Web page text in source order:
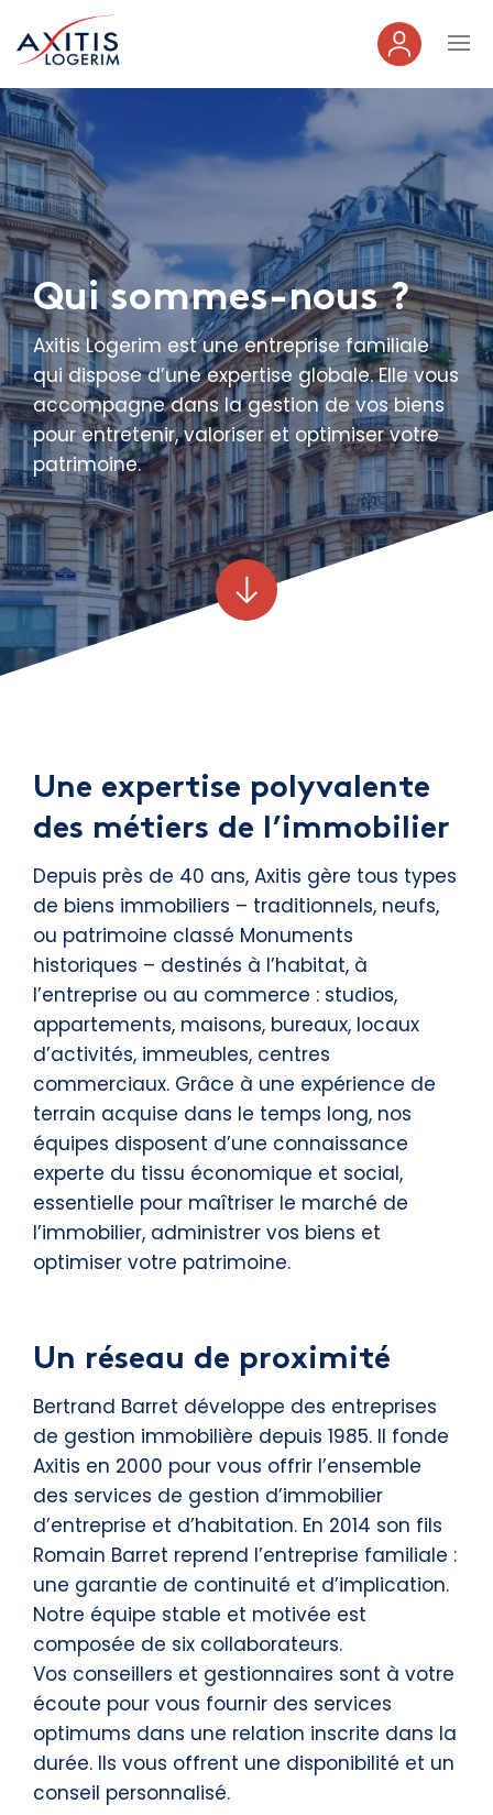
Qui sommes-nous ?
Axitis Logerim est une entreprise familiale
qui dispose d’une expertise globale. Elle vous
accompagne dans la gestion de vos biens
pour entretenir, valoriser et optimiser votre
patrimoine.
Une expertise polyvalente
des métiers de l’immobilier
Depuis près de 40 ans, Axitis gère tous types
de biens immobiliers – traditionnels, neufs,
ou patrimoine classé Monuments
historiques – destinés à l’habitat, à
l’entreprise ou au commerce : studios,
appartements, maisons, bureaux, locaux
d’activités, immeubles, centres
commerciaux. Grâce à une expérience de
terrain acquise dans le temps long, nos
équipes disposent d’une connaissance
experte du tissu économique et social,
essentielle pour maîtriser le marché de
l’immobilier, administrer vos biens et
optimiser votre patrimoine.
Un réseau de proximité
Bertrand Barret développe des entreprises
de gestion immobilière depuis 1985. Il fonde
Axitis en 2000 pour vous offrir l’ensemble
des services de gestion d’immobilier
d’entreprise et d’habitation. En 2014 son fils
Romain Barret reprend l’entreprise familiale :
une garantie de continuité et d’implication.
Notre équipe stable et motivée est
composée de six collaborateurs.
Vos conseillers et gestionnaires sont à votre
écoute pour vous fournir des services
optimums dans une relation inscrite dans la
durée. Ils vous offrent une disponibilité et un
conseil personnalisé.